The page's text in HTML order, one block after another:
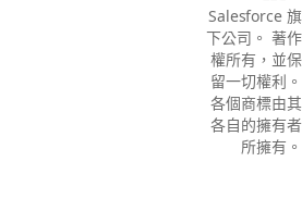
Salesforce 旗
下公司。 著作
權所有，並保
留一切權利。
各個商標由其
各自的擁有者
所擁有。